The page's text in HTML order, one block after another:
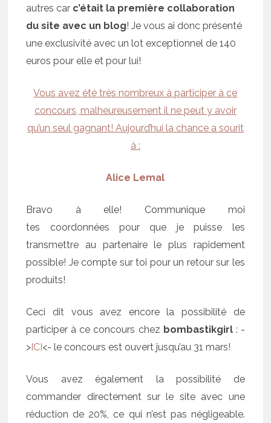
autres car c’était la première collaboration
du site avec un blog! Je vous ai donc présenté
une exclusivité avec un lot exceptionnel de 140
euros pour elle et pour lui!
Vous avez été très nombreux à participer à ce
concours, malheureusement il ne peut y avoir
qu’un seul gagnant! Aujourd’hui la chance a sourit
à :
Alice Lemal
Bravo à elle! Communique moi
tes coordonnées pour que je puisse les
transmettre au partenaire le plus rapidement
possible! Je compte sur toi pour un retour sur les
produits!
Ceci dit vous avez encore la possibilité de
participer à ce concours chez bombastikgirl: -
>ICI<- le concours est ouvert jusqu’au 31 mars!
Vous avez également la possibilité de
commander directement sur le site avec une
réduction de 20%, ce qui n’est pas négligeable.